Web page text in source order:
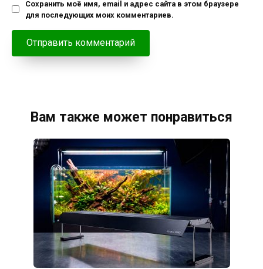
Сохранить моё имя, email и адрес сайта в этом браузере
для последующих моих комментариев.
Вам также может понравиться